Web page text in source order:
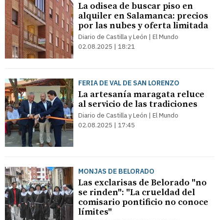
La odisea de buscar piso en
alquiler en Salamanca: precios
por las nubes y oferta limitada
Diario de Castilla y León | El Mundo
02.08.2025 | 18:21
FERIA DE VAL DE SAN LORENZO
La artesanía maragata reluce
al servicio de las tradiciones
Diario de Castilla y León | El Mundo
02.08.2025 | 17:45
MONJAS DE BELORADO
Las exclarisas de Belorado "no
se rinden": "La crueldad del
comisario pontificio no conoce
límites"